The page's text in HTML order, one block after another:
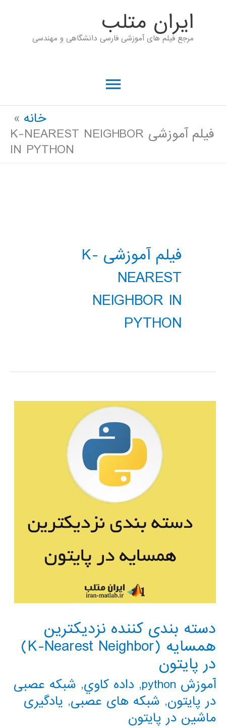
ايران متلب
مرجع فیلم های آموزشی فارسی دانشگاهی و مهندسی
فهرست
خانه
فیلم آموزشی K-NEAREST NEIGHBOR
IN PYTHON
فیلم آموزشی K-
NEAREST
NEIGHBOR IN
PYTHON
دسته بندی کننده نزدیکترین
همسایه (K-Nearest Neighbor)
در پایتون
آموزش python , داده كاوي, شبکه عصبی
در پایتون, شبکه های عصبی, یادگیری
ماشین در پایتون